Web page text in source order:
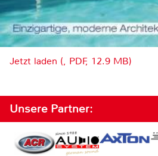
Jetzt laden (, PDF, 12.9 MB)
Unsere Partner: